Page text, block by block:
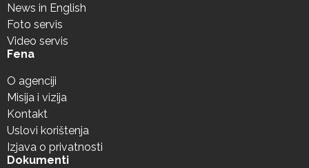
News in English
Foto servis
Video servis
Fena
O agenciji
Misija i vizija
Kontakt
Uslovi korištenja
Izjava o privatnosti
Dokumenti